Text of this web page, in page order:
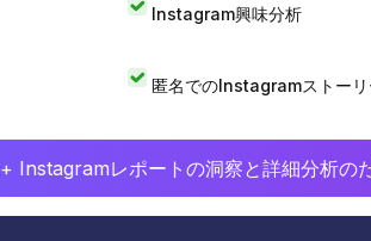
Instagram興味分析
匿名でのInstagramストーリ
+ Instagramレポートの洞察と詳細分析の